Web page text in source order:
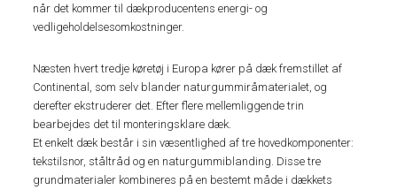
når det kommer til dækproducentens energi- og
vedligeholdelsesomkostninger.
Næsten hvert tredje køretøj i Europa kører på dæk fremstillet af
Continental, som selv blander naturgummiråmaterialet, og
derefter ekstruderer det. Efter flere mellemliggende trin
bearbejdes det til monteringsklare dæk.
Et enkelt dæk består i sin væsentlighed af tre hovedkomponenter:
tekstilsnor, ståltråd og en naturgummiblanding. Disse tre
grundmaterialer kombineres på en bestemt måde i dækkets